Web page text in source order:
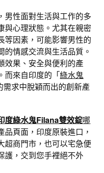
男性面對生活與工作的多
與心理狀態。尤其在親密
等因素，可能影響男性的
情感交流與生活品質。
效果、安全與便利的產
而來自印度的「綠水鬼
需求中脫穎而出的創新產
度綠水鬼Filana雙效錠哪
品頁面，印度原裝進口，
超商門市，也可以宅急便
護，交到您手裡絕不外